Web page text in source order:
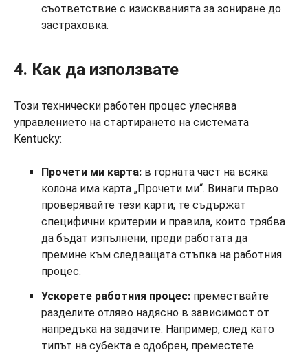
съответствие с изискванията за зониране до
застраховка.
4. Как да използвате
Този технически работен процес улеснява
управлението на стартирането на системата
Kentucky:
Прочети ми карта: в горната част на всяка
колона има карта „Прочети ми“. Винаги първо
проверявайте тези карти; те съдържат
специфични критерии и правила, които трябва
да бъдат изпълнени, преди работата да
премине към следващата стъпка на работния
процес.
Ускорете работния процес: премествайте
разделите отляво надясно в зависимост от
напредъка на задачите. Например, след като
типът на субекта е одобрен, преместете